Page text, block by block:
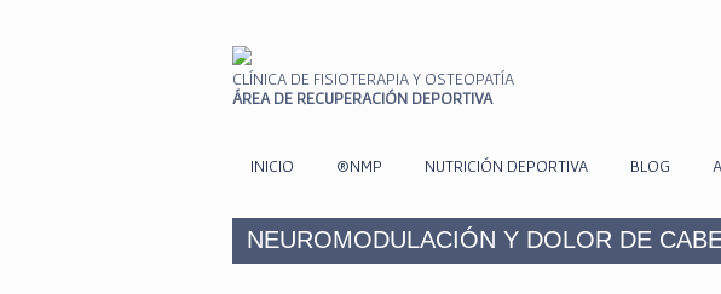
CLÍNICA DE FISIOTERAPIA Y OSTEOPATÍA
ÁREA DE RECUPERACIÓN DEPORTIVA
INICIO ®NMP NUTRICIÓN DEPORTIVA BLOG
NEUROMODULACIÓN Y DOLOR DE